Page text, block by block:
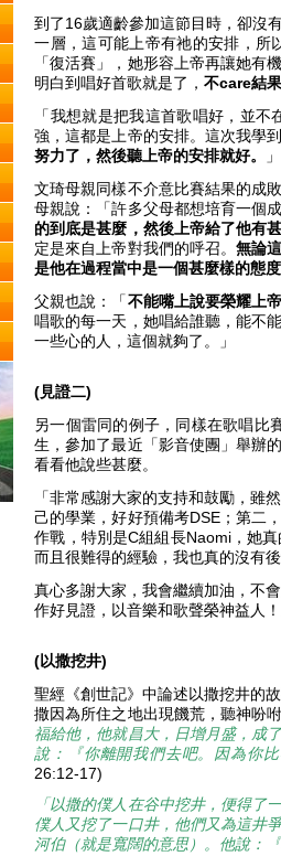
到了16歲適齡參加這節目時，卻沒
一層，這可能上帝有祂的安排，所
「復活賽」，她形容上帝再讓她有
明白到唱好首歌就是了，不care結
「我想就是把我這首歌唱好，並
強，這都是上帝的安排。這次我學
努力了，然後聽上帝的安排就好。
」
文琦母親同樣不介意比賽結果的成
母親說：「許多父母都想培育一個
的到底是甚麼，然後上帝給了他有
定是來自上帝對我們的呼召。 無論
是他在過程當中是一個甚麼樣的態度
父親也說：「不能嘴上說要榮耀上
唱歌的每一天，她唱給誰聽，能不
一些心的人，這個就夠了。」
(見證二)
另一個雷同的例子，同樣在歌唱比
生，參加了最近「影音使團」舉辦
看看他說些甚麼。
「非常感謝大家的支持和鼓勵，雖
己的學業，好好預備考DSE；第二
作戰，特別是C組組長Naomi，她
而且很難得的經驗，我也真的沒有
真心多謝大家，我會繼續加油，不
作好見證，以音樂和歌聲榮神益人！
(以撒挖井)
聖經《創世記》中論述以撒挖井的
撒因為所住之地出現饑荒，聽神吩
福給他，他就昌大，日增月盛，成
說：『你離開我們去吧。因為你
26:12-17)
「以撒的僕人在谷中挖井，便得
僕人又挖了一口井，他們又為這井
河伯（就是寬闊的意思）。他說：